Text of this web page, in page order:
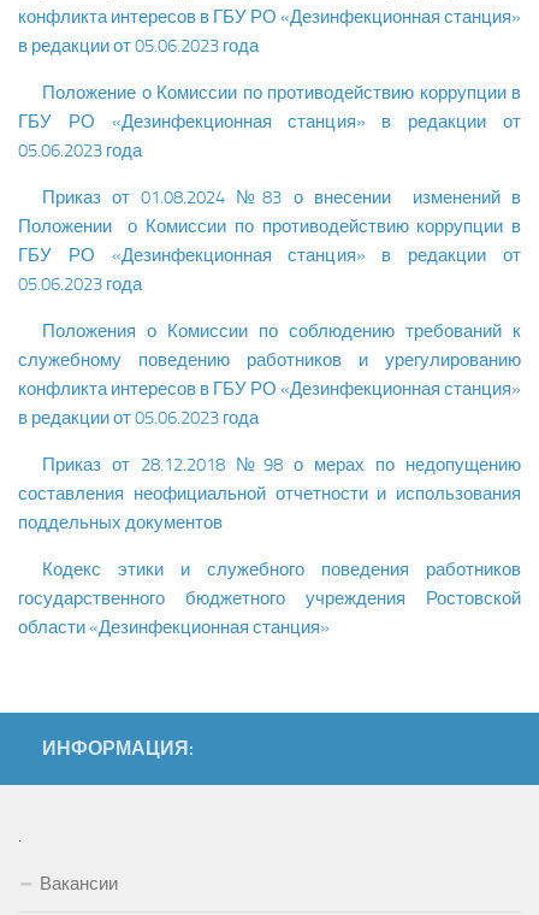
конфликта интересов в ГБУ РО «Дезинфекционная станция»
в редакции от 05.06.2023 года
Положение о Комиссии по противодействию коррупции в
ГБУ РО «Дезинфекционная станция» в редакции от
05.06.2023 года
Приказ от 01.08.2024 №83 о внесении изменений в
Положении о Комиссии по противодействию коррупции в
ГБУ РО «Дезинфекционная станция» в редакции от
05.06.2023 года
Положения о Комиссии по соблюдению требований к
служебному поведению работников и урегулированию
конфликта интересов в ГБУ РО «Дезинфекционная станция»
в редакции от 05.06.2023 года
Приказ от 28.12.2018 №98 о мерах по недопущению
составления неофициальной отчетности и использования
поддельных документов
Кодекс этики и служебного поведения работников
государственного бюджетного учреждения Ростовской
области «Дезинфекционная станция»
ИНФОРМАЦИЯ:
.
Вакансии